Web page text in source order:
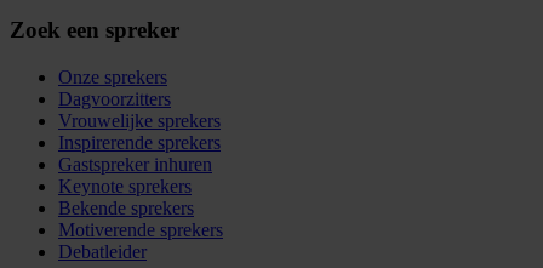
Zoek een spreker
Onze sprekers
Dagvoorzitters
Vrouwelijke sprekers
Inspirerende sprekers
Gastspreker inhuren
Keynote sprekers
Bekende sprekers
Motiverende sprekers
Debatleider